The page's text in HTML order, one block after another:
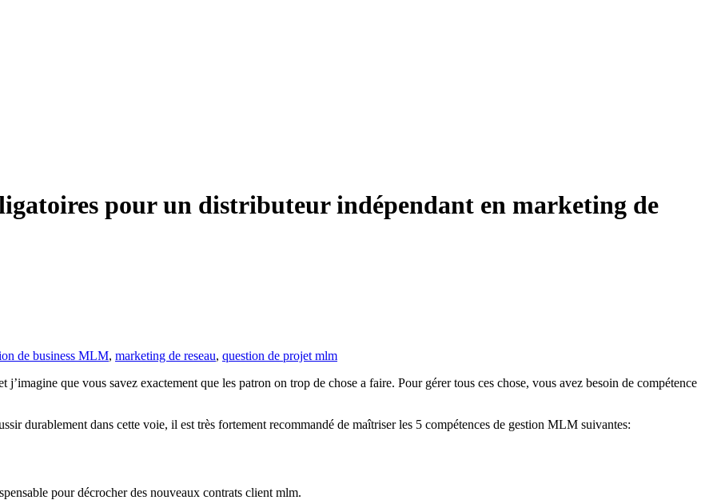
pour un distributeur indépendant en marketing de
de business MLM, marketing de reseau, question de projet mlm
que vous savez exactement que les patron on trop de chose a faire. Pour gérer tous ces chose, vous avez besoin de compétence
durablement dans cette voie, il est très fortement recommandé de maîtriser les 5 compétences de gestion MLM suivantes:
pour décrocher des nouveaux contrats client mlm.